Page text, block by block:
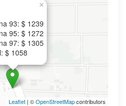
93: $ 1239
95: $ 1272
97: $ 1305
$ 1058
×
Leaflet | ©OpenStreetMapcontributors